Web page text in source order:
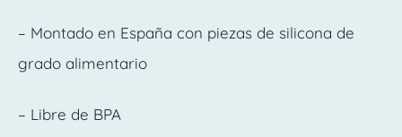
– Montado en España con piezas de silicona de
grado alimentario
– Libre de BPA